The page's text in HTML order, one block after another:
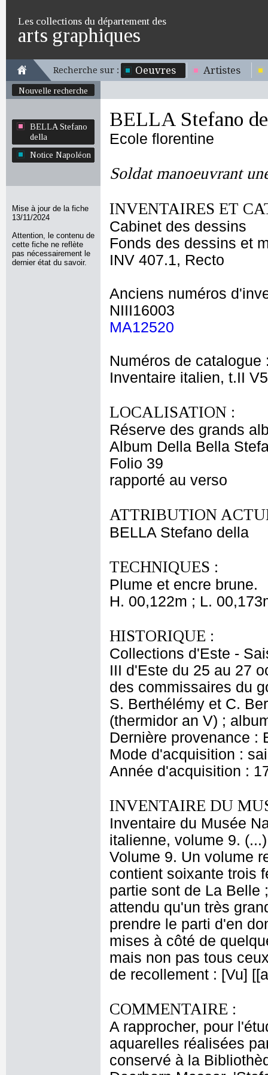
Les collections du département des
arts graphiques
Recherche sur : Oeuvres Artistes
Nouvelle recherche
BELLA Stefano
della
Notice Napoléon
Mise à jour de la fiche
13/11/2024
Attention, le contenu de
cette fiche ne reflète
pas nécessairement le
dernier état du savoir.
BELLA Stefano
Ecole florentine
Soldat manoeuvrant
INVENTAIRES ET
Cabinet des dessins
Fonds des dessins et
INV 407.1, Recto
Anciens numéros
NIII16003
MA12520
Numéros de catalogue
Inventaire italien, t.II
LOCALISATION :
Réserve des grands
Album Della Bella
Folio 39
rapporté au verso
ATTRIBUTION
BELLA Stefano della
TECHNIQUES :
Plume et encre brune.
H. 00,122m ; L.
HISTORIQUE :
Collections d'Este -
III d'Este du 25 au 27
des commissaires du
S. Berthélémy et C.
(thermidor an V) ;
Dernière provenance :
Mode d'acquisition :
Année d'acquisition :
INVENTAIRE DU
Inventaire du Musée
italienne, volume 9.
Volume 9. Un volume
contient soixante trois
partie sont de La Belle
attendu qu'un très
prendre le parti d'en
mises à côté de
mais non pas tous
de recollement : [Vu]
COMMENTAIRE :
A rapprocher, pour
aquarelles réalisées
conservé à la